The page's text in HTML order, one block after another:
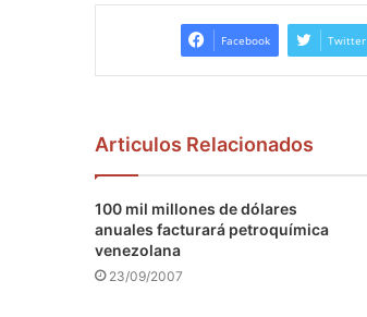
Facebook Twitter
Articulos Relacionados
100 mil millones de dólares
anuales facturará petroquímica
venezolana
23/09/2007